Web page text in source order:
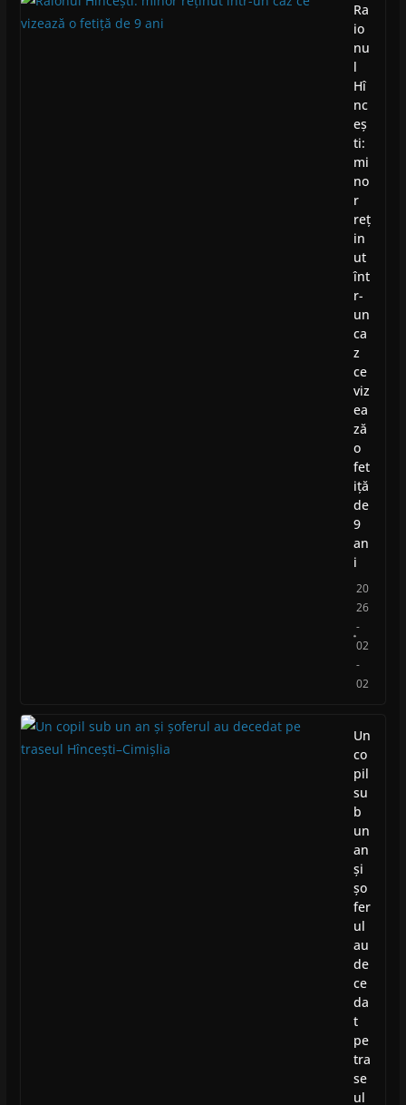
Ra
io
nu
l
Hî
nc
eș
ti:
mi
no
r
reț
in
ut
înt
r-
un
ca
z
ce
viz
ea
ză
o
fet
iță
de
9
an
i
20
26
-
02
-
02
Un
co
pil
su
b
un
an
și
șo
fer
ul
au
de
ce
da
t
pe
tra
se
ul